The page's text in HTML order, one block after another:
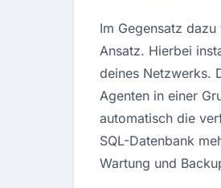
Im Gegensatz
Ansatz. Hierbei
deines Netzwerks.
Agenten in einer
automatisch die
SQL-Datenbank
Wartung und